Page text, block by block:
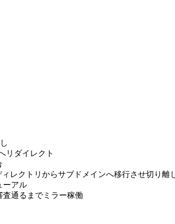
リダイレクト
ィレクトリからサブドメインへ移行させ切り離
ーアル
査通るまでミラー稼働